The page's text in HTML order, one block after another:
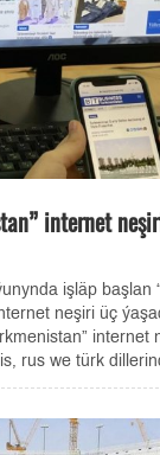
internet
işläp başlan
neşiri üç
internet
rus we türk